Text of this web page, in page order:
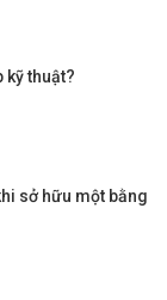
kỹ thuật?
sở hữu một bằng